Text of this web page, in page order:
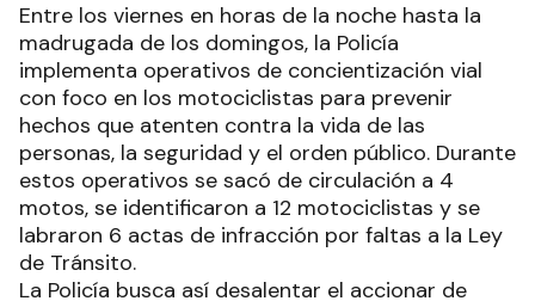
Entre los viernes en horas de la noche hasta la
madrugada de los domingos, la Policía
implementa operativos de concientización vial
con foco en los motociclistas para prevenir
hechos que atenten contra la vida de las
personas, la seguridad y el orden público. Durante
estos operativos se sacó de circulación a 4
motos, se identificaron a 12 motociclistas y se
labraron 6 actas de infracción por faltas a la Ley
de Tránsito.
La Policía busca así desalentar el accionar de